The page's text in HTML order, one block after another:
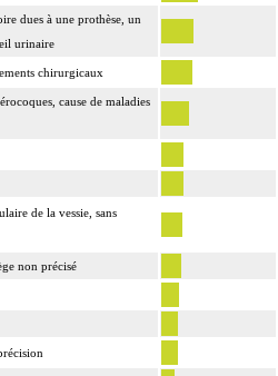
dues à une prothèse, un
urinaire
chirurgicaux
cause de maladies
de la vessie, sans
non précisé